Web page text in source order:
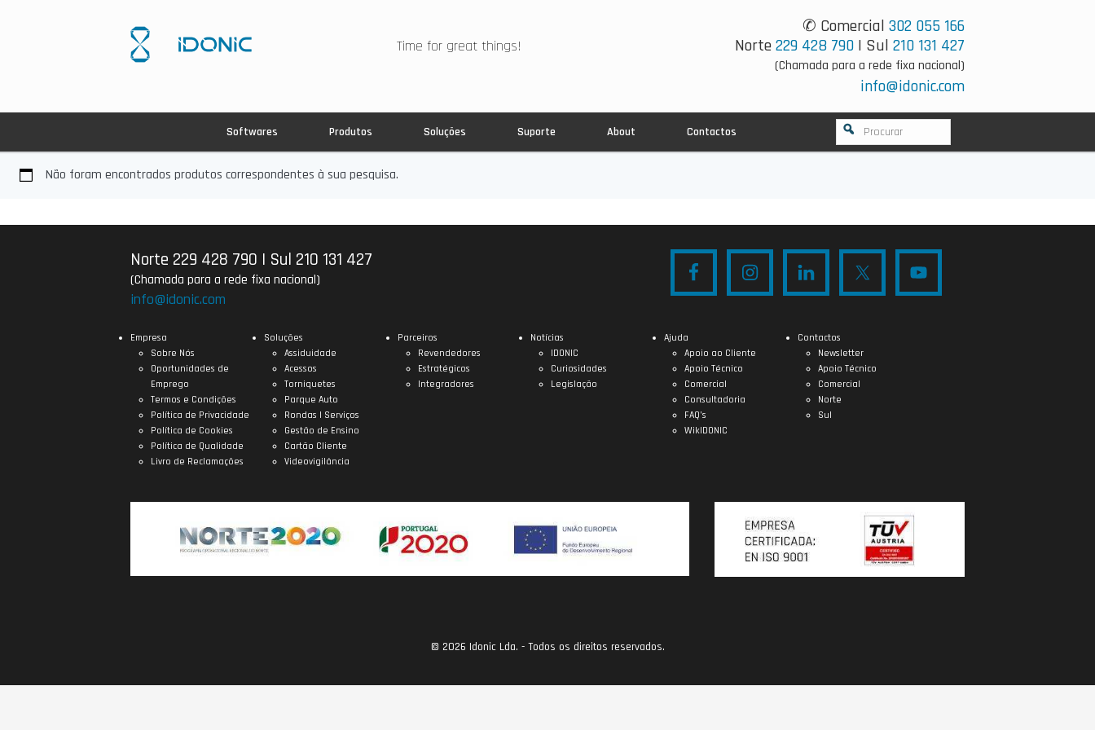
Time for great things!
✆ Comercial 302 055 166
Norte229 428 790 | Sul 210 131 427
(Chamada para a rede fixa nacional)
info@idonic.com
Softwares Produtos Soluções Suporte About Contactos
Não foram encontrados produtos correspondentes à sua pesquisa.
Norte 229 428 790 | Sul 210 131 427
(Chamada para a rede fixa nacional)
info@idonic.com
Empresa
Sobre Nós
Oportunidades de
Emprego
Termos e Condições
Política de Privacidade
Política de Cookies
Política de Qualidade
Livro de Reclamações
Soluções
Assiduidade
Acessos
Torniquetes
Parque Auto
Rondas | Serviços
Gestão de Ensino
Cartão Cliente
Videovigilância
Parceiros
Revendedores
Estratégicos
Integradores
Notícias
IDONIC
Curiosidades
Legislação
Ajuda
Apoio ao Cliente
Apoio Técnico
Comercial
Consultadoria
FAQ’s
WikIDONIC
Contactos
Newsletter
Apoio Técnico
Comercial
Norte
Sul
© 2026 Idonic Lda. - Todos os direitos reservados.